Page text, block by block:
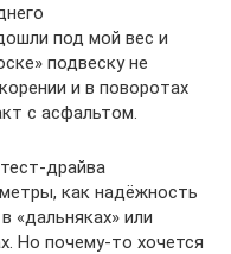
под мой вес и
подвеску не
и в поворотах
с асфальтом.
драйва
как надёжность
«дальняках» или
Но почему-то хочется